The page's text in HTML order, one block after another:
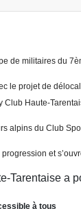
de militaires du
le projet de
Club Haute-
alpins du Club
et
Tarentaise a
à tous